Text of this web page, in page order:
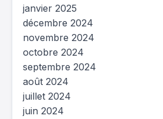
janvier 2025
décembre 2024
novembre 2024
octobre 2024
septembre 2024
août 2024
juillet 2024
juin 2024